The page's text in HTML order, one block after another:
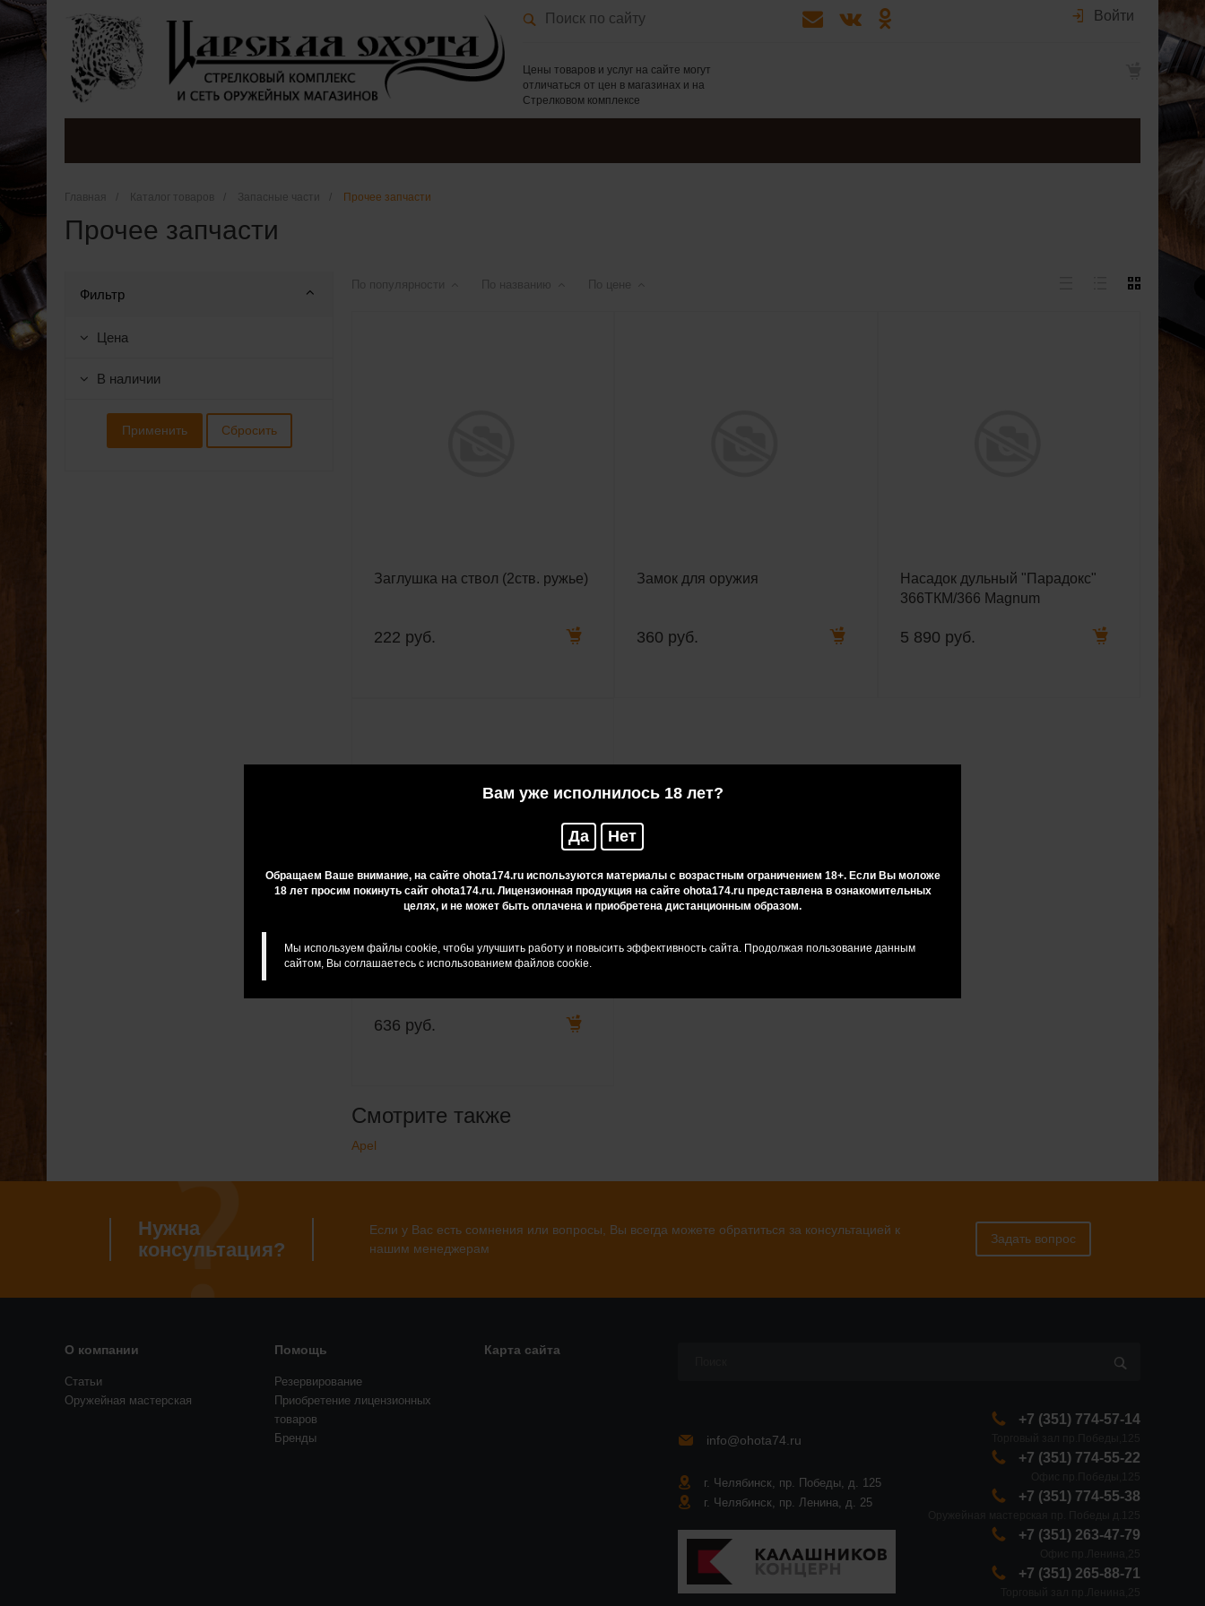
Вам уже исполнилось 18 лет?
Да Нет
Обращаем Ваше внимание, на сайте ohota174.ru используются материалы с возрастным ограничением 18+. Если Вы моложе
18 лет просим покинуть сайт ohota174.ru. Лицензионная продукция на сайте ohota174.ru представлена в ознакомительных
целях, и не может быть оплачена и приобретена дистанционным образом.
Мы используем файлы cookie, чтобы улучшить работу и повысить эффективность сайта. Продолжая пользование данным
сайтом, Вы соглашаетесь с использованием файлов cookie.
Войти
Цены товаров и услуг на сайте могут
отличаться от цен в магазинах и на
Стрелковом комплексе
Главная Каталог товаров Запасные части Прочее запчасти
Прочее запчасти
Фильтр
Цена
В наличии
По популярности По названию По цене
Заглушка на ствол (2ств. ружье)
222 руб.
Замок для оружия
360 руб.
Насадок дульный "Парадокс"
366ТКМ/366 Magnum
5 890 руб.
Пружина бойка PERAZZI 12 кал
636 руб.
Смотрите также
Apel
Нужна
консультация?
Если у Вас есть сомнения или вопросы, Вы всегда можете обратиться за консультацией к
нашим менеджерам
Задать вопрос
О компании
Статьи
Оружейная мастерская
Помощь
Резервирование
Приобретение лицензионных
товаров
Бренды
Карта сайта
info@ohota74.ru
г. Челябинск, пр. Победы, д. 125
г. Челябинск, пр. Ленина, д. 25
+7 (351) 774-57-14
+7 (351) 774-55-22
+7 (351) 774-55-38
+7 (351) 263-47-79
+7 (351) 265-88-71